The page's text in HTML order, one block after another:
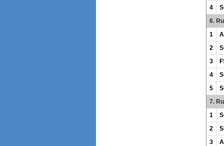
4
6.
1
2
3
4
5
7.
1
2
3